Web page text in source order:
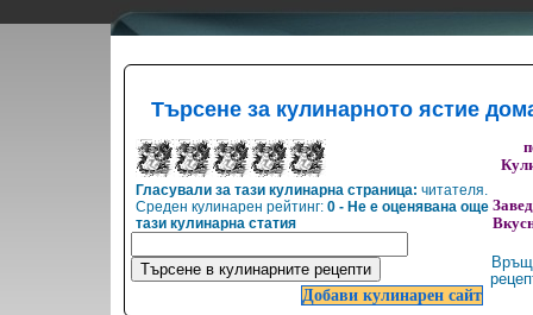
Търсене за кулинарното ястие
Гласували за тази кулинарна страница: читателя.
Среден кулинарен рейтинг: 0 - Не е оценявана още
тази кулинарна статия
Добави кулинарен сайт